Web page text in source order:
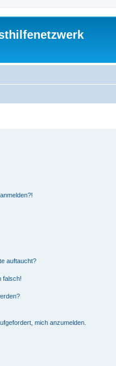
auftaucht?
falsch!
mich anzumelden.